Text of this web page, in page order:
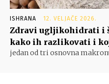
ISHRANA 12. VELJAČE 2026.
Zdravi ugljikohidrati i
kako ih razlikovati i
jedan od tri osnovna